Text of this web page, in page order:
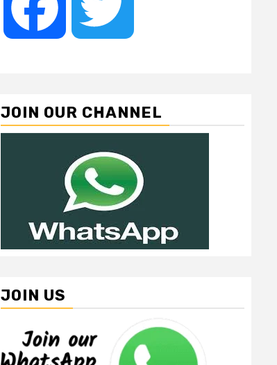
Facebook
JOIN OUR CHANNEL
JOIN US